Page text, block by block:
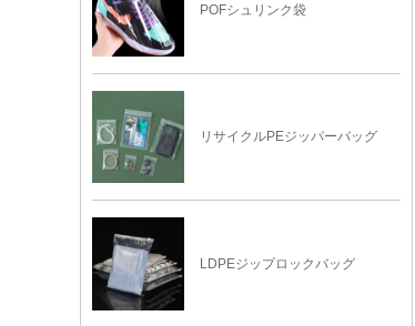
POFシュリンク袋
リサイクルPEジッパーバッグ
LDPEジップロックバッグ